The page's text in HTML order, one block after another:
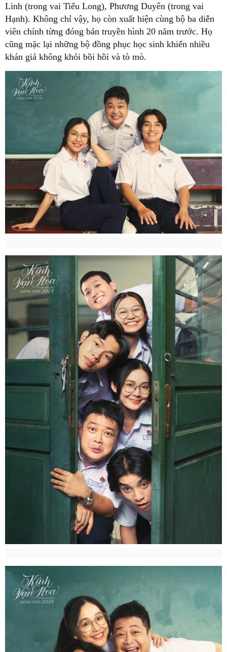
Linh (trong vai Tiểu Long), Phương Duyên (trong vai
Hạnh). Không chỉ vậy, họ còn xuất hiện cùng bộ ba diễn
viên chính từng đóng bản truyền hình 20 năm trước. Họ
cũng mặc lại những bộ đồng phục học sinh khiến nhiều
khán giả không khỏi bồi hồi và tò mò.